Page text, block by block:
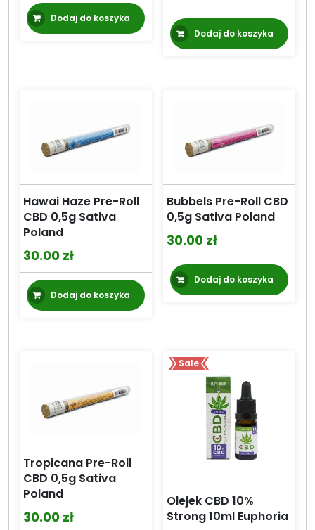
Dodaj do koszyka
Dodaj do koszyka
Hawai Haze Pre-Roll
CBD 0,5g Sativa
Poland
30.00 zł
Dodaj do koszyka
Bubbels Pre-Roll CBD
0,5g Sativa Poland
30.00 zł
Dodaj do koszyka
Tropicana Pre-Roll
CBD 0,5g Sativa
Poland
30.00 zł
Sale
Olejek CBD 10%
Strong 10ml Euphoria